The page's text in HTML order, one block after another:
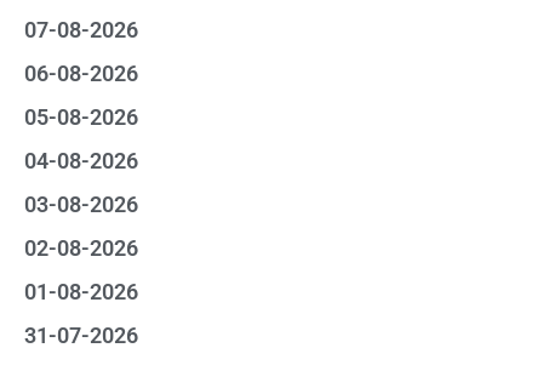
07-08-2026
06-08-2026
05-08-2026
04-08-2026
03-08-2026
02-08-2026
01-08-2026
31-07-2026